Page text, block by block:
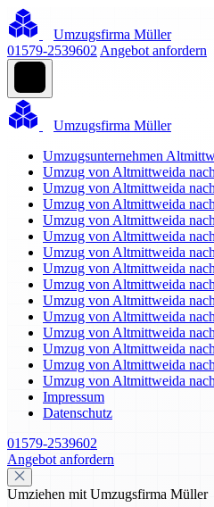
Umzugsfirma Müller
01579-2539602 Angebot anfordern
Umzugsfirma Müller
Umzugsunternehmen
Umzug von Altmittweida
Umzug von Altmittweida
Umzug von Altmittweida
Umzug von Altmittweida
Umzug von Altmittweida
Umzug von Altmittweida
Umzug von Altmittweida
Umzug von Altmittweida
Umzug von Altmittweida
Umzug von Altmittweida
Umzug von Altmittweida
Umzug von Altmittweida
Umzug von Altmittweida
Umzug von Altmittweida
Impressum
Datenschutz
01579-2539602
Angebot anfordern
Umziehen mit Umzugsfirma Müller